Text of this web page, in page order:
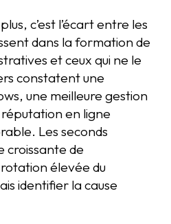
c’est l’écart entre les
dans la formation de
et ceux qui ne le
constatent une
une meilleure gestion
en ligne
Les seconds
croissante de
élevée du
identifier la cause